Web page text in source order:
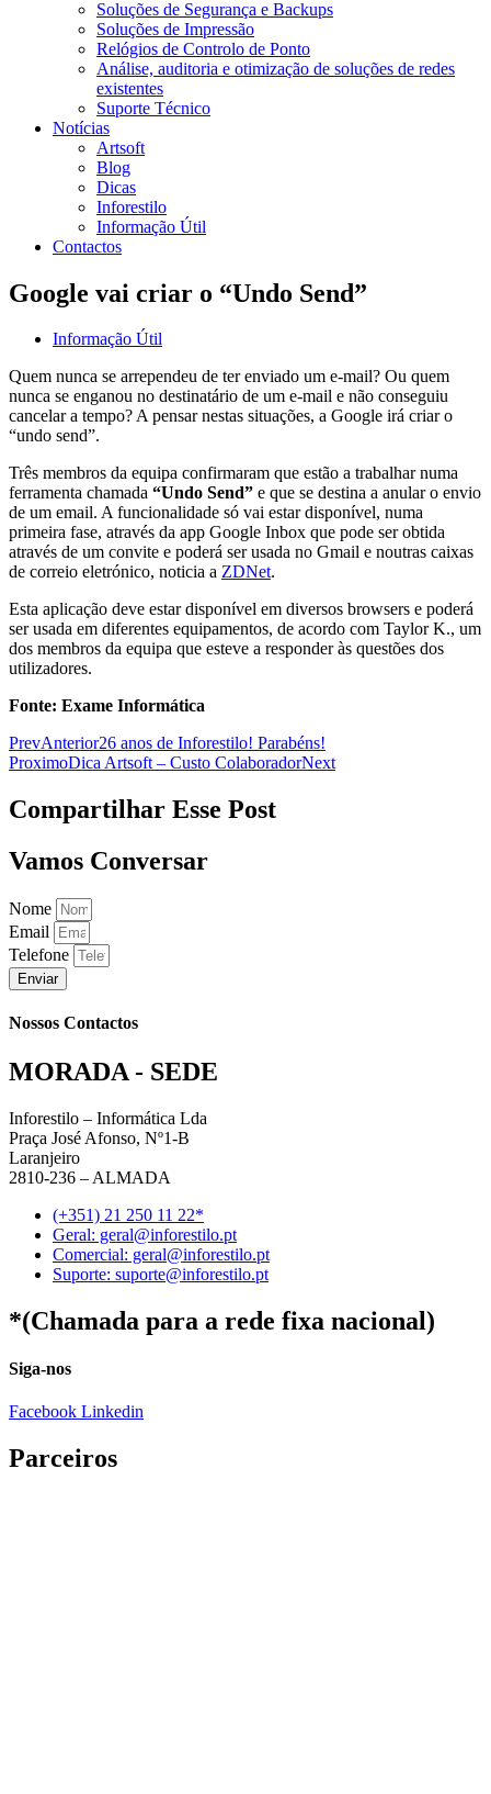
Soluções de Segurança e Backups
Soluções de Impressão
Relógios de Controlo de Ponto
Análise, auditoria e otimização de soluções de redes
existentes
Suporte Técnico
Notícias
Artsoft
Blog
Dicas
Inforestilo
Informação Útil
Contactos
Google vai criar o “Undo Send”
Informação Útil
Quem nunca se arrependeu de ter enviado um e-mail? Ou quem
nunca se enganou no destinatário de um e-mail e não conseguiu
cancelar a tempo? A pensar nestas situações, a Google irá criar o
“undo send”.
Três membros da equipa confirmaram que estão a trabalhar numa
ferramenta chamada “Undo Send” e que se destina a anular o envio
de um email. A funcionalidade só vai estar disponível, numa
primeira fase, através da app Google Inbox que pode ser obtida
através de um convite e poderá ser usada no Gmail e noutras caixas
de correio eletrónico, noticia a ZDNet.
Esta aplicação deve estar disponível em diversos browsers e poderá
ser usada em diferentes equipamentos, de acordo com Taylor K., um
dos membros da equipa que esteve a responder às questões dos
utilizadores.
Fonte: Exame Informática
PrevAnterior26 anos de Inforestilo! Parabéns!
ProximoDica Artsoft – Custo ColaboradorNext
Compartilhar Esse Post
Vamos Conversar
Nome
Email
Telefone
Enviar
Nossos Contactos
MORADA - SEDE
Inforestilo – Informática Lda
Praça José Afonso, Nº1-B
Laranjeiro
2810-236 – ALMADA
(+351) 21 250 11 22*
Geral: geral@inforestilo.pt
Comercial: geral@inforestilo.pt
Suporte: suporte@inforestilo.pt
*(Chamada para a rede fixa nacional)
Siga-nos
Facebook Linkedin
Parceiros